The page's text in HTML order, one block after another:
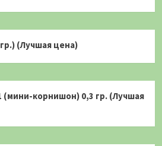
(Лучшая цена)
(мини-корнишон) 0,3 гр. (Лучшая